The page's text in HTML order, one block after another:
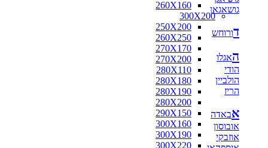
260X160
300X200
250X200
260X250
270X170
270X200
280X110
280X180
280X190
280X200
290X150
300X160
300X190
300X220
גושאגאן
דורוחש
האגלו
הודי
הולביין
הריז
אבאדה
אובוסון
אוזבקי